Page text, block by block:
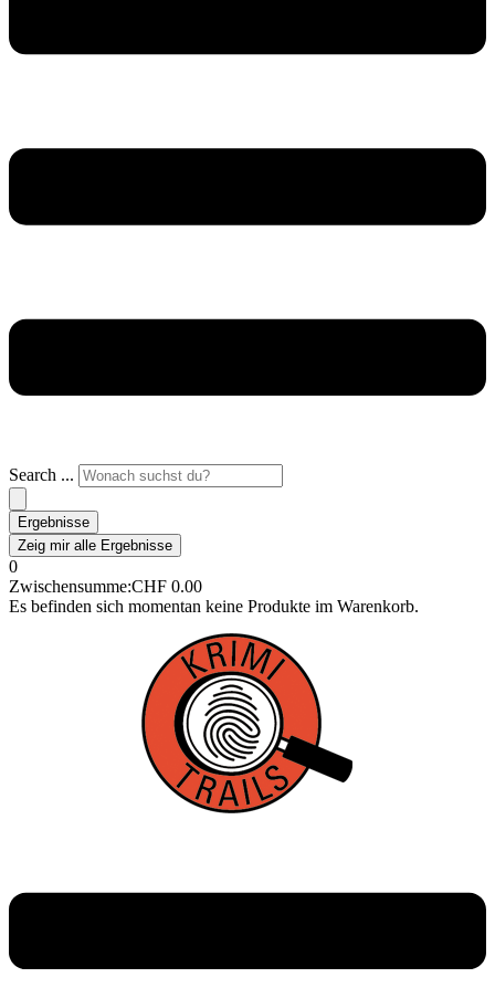
Search ...
Ergebnisse
Zeig mir alle Ergebnisse
0
Zwischensumme:CHF 0.00
Es befinden sich momentan keine Produkte im Warenkorb.